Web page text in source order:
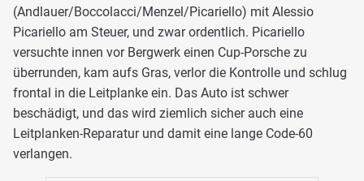
(Andlauer/Boccolacci/Menzel/Picariello) mit Alessio
Picariello am Steuer, und zwar ordentlich. Picariello
versuchte innen vor Bergwerk einen Cup-Porsche zu
überrunden, kam aufs Gras, verlor die Kontrolle und schlug
frontal in die Leitplanke ein. Das Auto ist schwer
beschädigt, und das wird ziemlich sicher auch eine
Leitplanken-Reparatur und damit eine lange Code-60
verlangen.